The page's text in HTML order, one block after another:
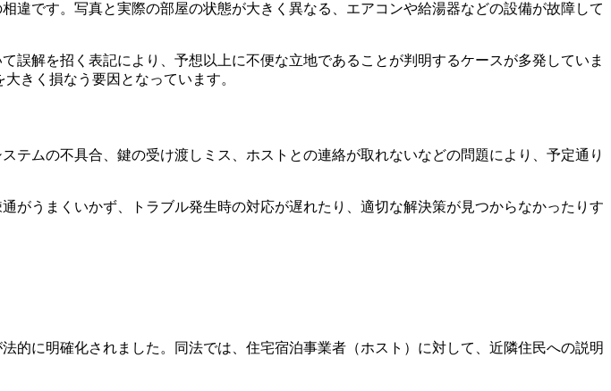
違です。写真と実際の部屋の状態が大きく異なる、エアコンや給湯器などの設備が故障して
解を招く表記により、予想以上に不便な立地であることが判明するケースが多発していま
きく損なう要因となっています。
ムの不具合、鍵の受け渡しミス、ホストとの連絡が取れないなどの問題により、予定通り
がうまくいかず、トラブル発生時の対応が遅れたり、適切な解決策が見つからなかったりす
的に明確化されました。同法では、住宅宿泊事業者（ホスト）に対して、近隣住民への説明